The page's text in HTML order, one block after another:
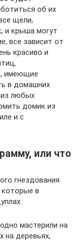
об их
щели,
и крыша могут
все зависит от
красиво и
имеющие
в домашних
любых
домик из
и с
или что
гнездования
которые в
мастерили на
на деревьях,